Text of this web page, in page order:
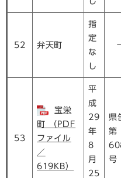
52 弁天町
指
定
な
し
53
宝栄
町 （PDF
ファイル
／
619KB）
平
成
29
年
8
月
25
県
第
号